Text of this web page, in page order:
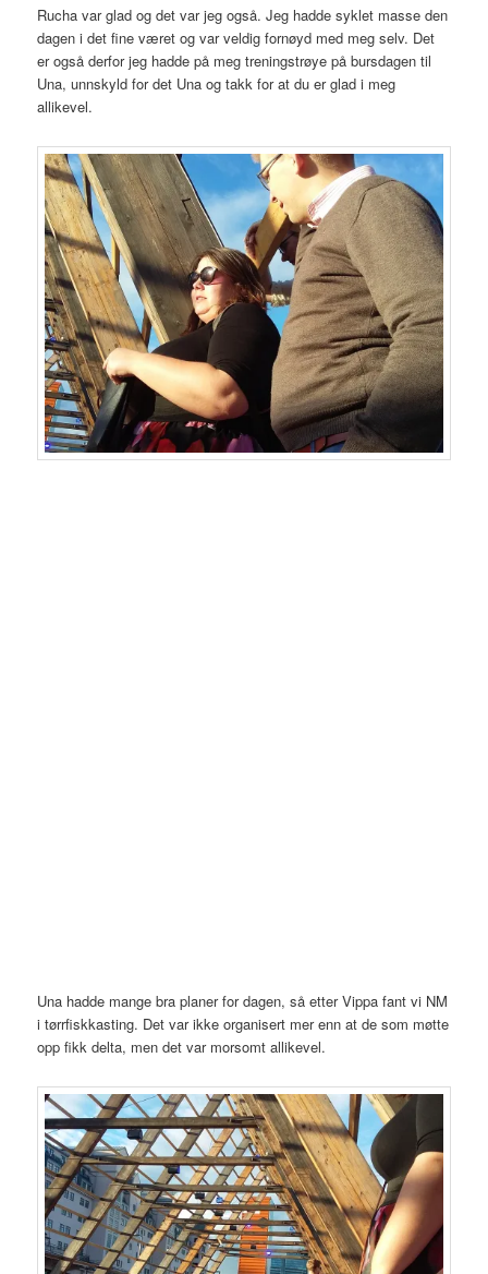
Rucha var glad og det var jeg også. Jeg hadde syklet masse den
dagen i det fine været og var veldig fornøyd med meg selv. Det
er også derfor jeg hadde på meg treningstrøye på bursdagen til
Una, unnskyld for det Una og takk for at du er glad i meg
allikevel.
Una hadde mange bra planer for dagen, så etter Vippa fant vi NM
i tørrfiskkasting. Det var ikke organisert mer enn at de som møtte
opp fikk delta, men det var morsomt allikevel.